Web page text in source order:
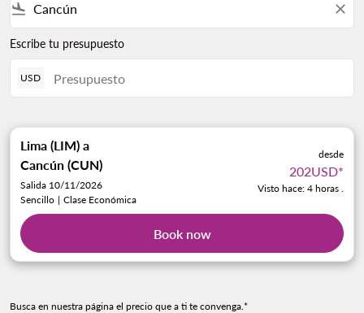
flight_land close
Escribe tu presupuesto
USD
Lima (LIM) a
Cancún (CUN)
Salida 10/11/2026
Sencillo | Clase Económica
desde
202USD*
Visto hace: 4 horas .
Book now
Busca en nuestra página el precio que a ti te convenga.*